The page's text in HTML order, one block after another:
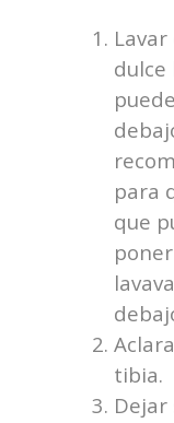
dulce
para
que
tibia.
Dejar